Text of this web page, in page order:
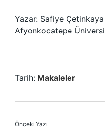
Yazar: Safiye Çetinkaya
Afyonkocatepe
Tarih: Makaleler
Önceki Yazı